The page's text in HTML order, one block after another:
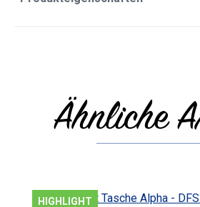
Produktgalerie überspringen
Ähnliche
HIGHLIGHT